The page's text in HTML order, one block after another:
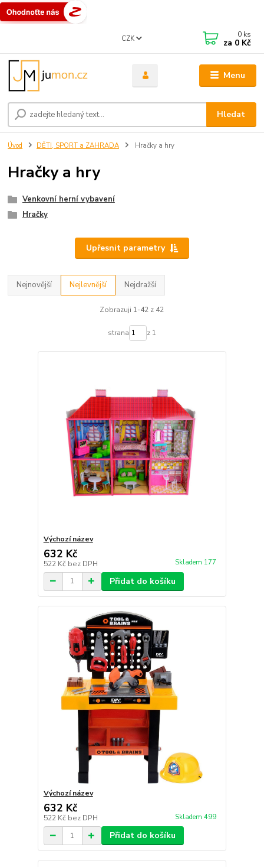
Menu
CZK
Hledat
0 ks
za 0 Kč
Úvod DĚTI, SPORT a ZAHRADA Hračky a hry
Hračky a hry
Venkovní herní vybavení
Hračky
Upřesnit parametry
Nejnovější Nejlevnější Nejdražší
Zobrazuji 1-42 z 42
strana z 1
Výchozí název
632 Kč
522 Kč bez DPH Skladem 177
Přidat do košíku
Výchozí název
632 Kč
522 Kč bez DPH Skladem 499
Přidat do košíku